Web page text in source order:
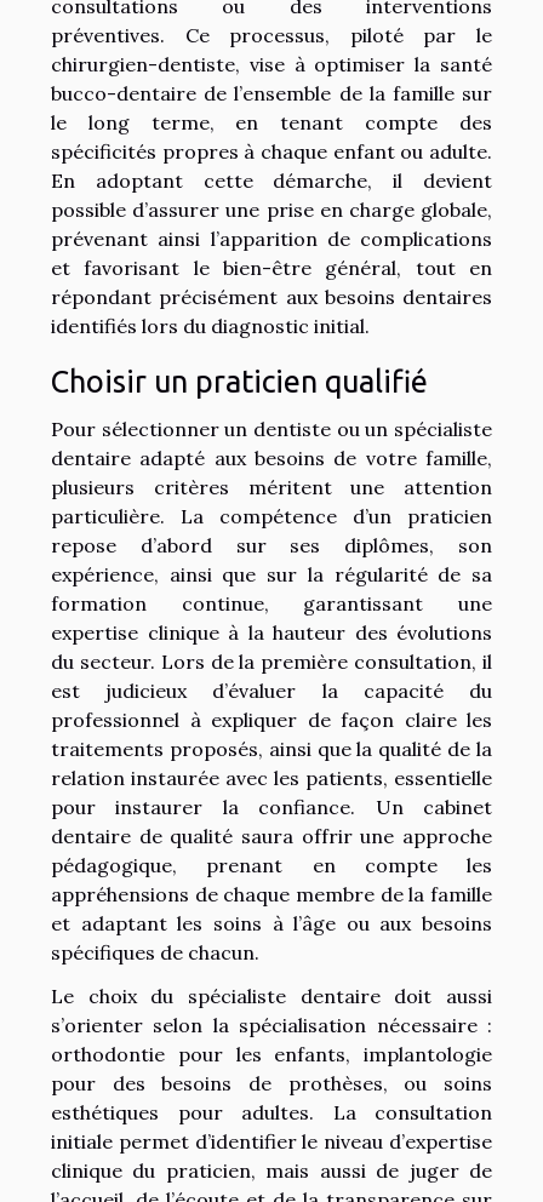
consultations ou des interventions
préventives. Ce processus, piloté par le
chirurgien-dentiste, vise à optimiser la santé
bucco-dentaire de l’ensemble de la famille sur
le long terme, en tenant compte des
spécificités propres à chaque enfant ou adulte.
En adoptant cette démarche, il devient
possible d’assurer une prise en charge globale,
prévenant ainsi l’apparition de complications
et favorisant le bien-être général, tout en
répondant précisément aux besoins dentaires
identifiés lors du diagnostic initial.
Choisir un praticien qualifié
Pour sélectionner un dentiste ou un spécialiste
dentaire adapté aux besoins de votre famille,
plusieurs critères méritent une attention
particulière. La compétence d’un praticien
repose d’abord sur ses diplômes, son
expérience, ainsi que sur la régularité de sa
formation continue, garantissant une
expertise clinique à la hauteur des évolutions
du secteur. Lors de la première consultation, il
est judicieux d’évaluer la capacité du
professionnel à expliquer de façon claire les
traitements proposés, ainsi que la qualité de la
relation instaurée avec les patients, essentielle
pour instaurer la confiance. Un cabinet
dentaire de qualité saura offrir une approche
pédagogique, prenant en compte les
appréhensions de chaque membre de la famille
et adaptant les soins à l’âge ou aux besoins
spécifiques de chacun.
Le choix du spécialiste dentaire doit aussi
s’orienter selon la spécialisation nécessaire :
orthodontie pour les enfants, implantologie
pour des besoins de prothèses, ou soins
esthétiques pour adultes. La consultation
initiale permet d’identifier le niveau d’expertise
clinique du praticien, mais aussi de juger de